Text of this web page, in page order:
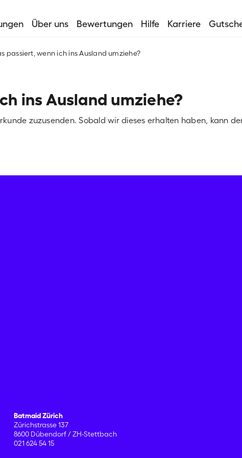
Über uns Bewertungen Hilfe Karriere
passiert, wenn ich ins Ausland umziehe?
ins Ausland umziehe?
zuzusenden. Sobald wir dieses erhalten haben, kann
Batmaid Zürich
Zürichstrasse 137
8600 Dübendorf / ZH-Stettbach
021 624 54 15